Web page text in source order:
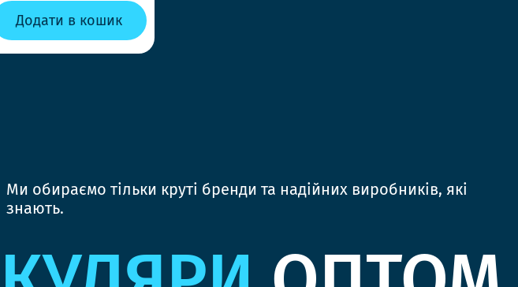
Додати в кошик
Ми обираємо тільки круті бренди та надійних виробників, які
знають.